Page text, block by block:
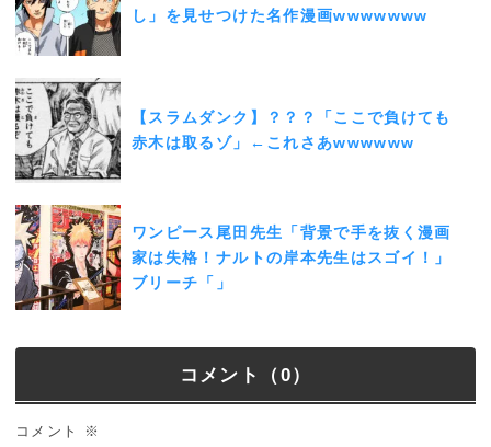
し」を見せつけた名作漫画wwwwwww
【スラムダンク】？？？「ここで負けても
赤木は取るゾ」←これさあwwwwww
ワンピース尾田先生「背景で手を抜く漫画
家は失格！ナルトの岸本先生はスゴイ！」
ブリーチ「」
コメント（0）
コメント ※